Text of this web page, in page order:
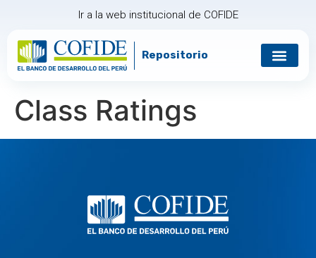
Ir a la web institucional de COFIDE
Repositorio
Class Ratings